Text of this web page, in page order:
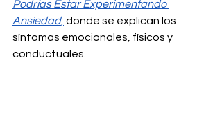
Podrías Estar Experimentando
Ansiedad, donde se explican los
síntomas emocionales, físicos y
conductuales.